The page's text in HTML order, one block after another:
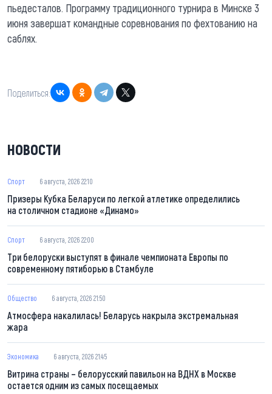
пьедесталов. Программу традиционного турнира в Минске 3
июня завершат командные соревнования по фехтованию на
саблях.
Поделиться:
НОВОСТИ
Спорт 6 августа, 2026 22:10
Призеры Кубка Беларуси по легкой атлетике определились
на столичном стадионе «Динамо»
Спорт 6 августа, 2026 22:00
Три белоруски выступят в финале чемпионата Европы по
современному пятиборью в Стамбуле
Общество 6 августа, 2026 21:50
Атмосфера накалилась! Беларусь накрыла экстремальная
жара
Экономика 6 августа, 2026 21:45
Витрина страны – белорусский павильон на ВДНХ в Москве
остается одним из самых посещаемых